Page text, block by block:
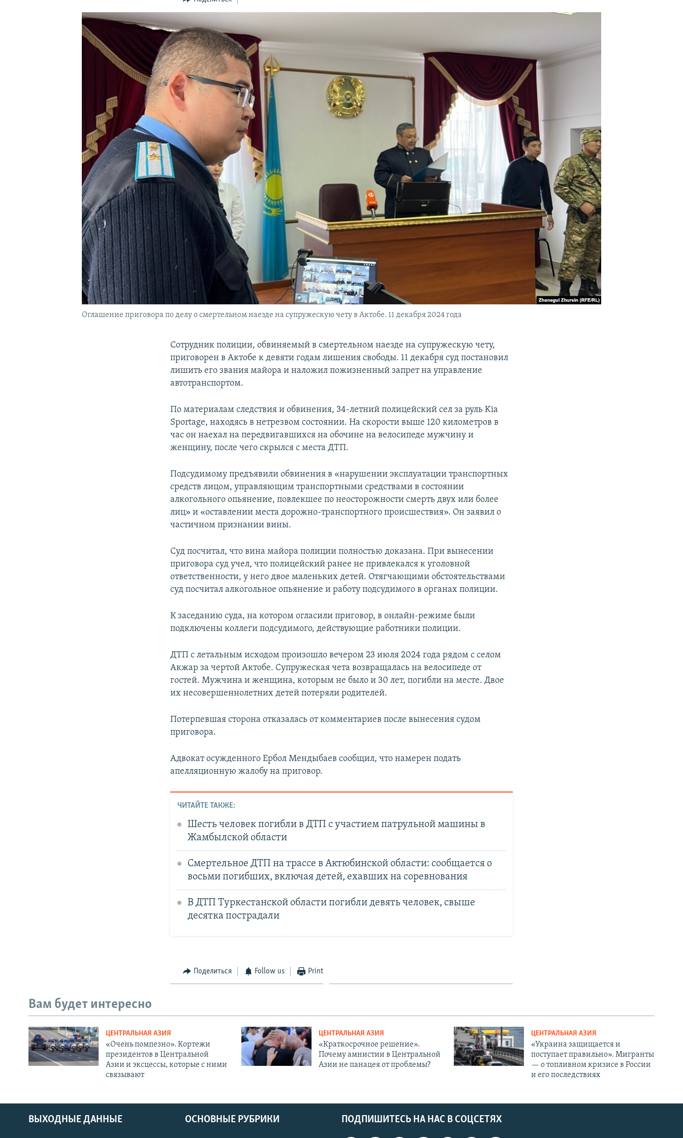
Оглашение приговора по делу о смертельном наезде на супружескую чету в Актобе. 11 декабря 2024 года
Сотрудник полиции, обвиняемый в смертельном наезде на супружескую чету,
приговорен в Актобе к девяти годам лишения свободы. 11 декабря суд постановил
лишить его звания майора и наложил пожизненный запрет на управление
автотранспортом.
По материалам следствия и обвинения, 34-летний полицейский сел за руль Kia
Sportage, находясь в нетрезвом состоянии. На скорости выше 120 километров в
час он наехал на передвигавшихся на обочине на велосипеде мужчину и
женщину, после чего скрылся с места ДТП.
Подсудимому предъявили обвинения в «нарушении эксплуатации транспортных
средств лицом, управляющим транспортными средствами в состоянии
алкогольного опьянение, повлекшее по неосторожности смерть двух или более
лиц» и «оставлении места дорожно-транспортного происшествия». Он заявил о
частичном признании вины.
Суд посчитал, что вина майора полиции полностью доказана. При вынесении
приговора суд учел, что полицейский ранее не привлекался к уголовной
ответственности, у него двое маленьких детей. Отягчающими обстоятельствами
суд посчитал алкогольное опьянение и работу подсудимого в органах полиции.
К заседанию суда, на котором огласили приговор, в онлайн-режиме были
подключены коллеги подсудимого, действующие работники полиции.
ДТП с летальным исходом произошло вечером 23 июля 2024 года рядом с селом
Акжар за чертой Актобе. Супружеская чета возвращалась на велосипеде от
гостей. Мужчина и женщина, которым не было и 30 лет, погибли на месте. Двое
их несовершеннолетних детей потеряли родителей.
Потерпевшая сторона отказалась от комментариев после вынесения судом
приговора.
Адвокат осужденного Ербол Мендыбаев сообщил, что намерен подать
апелляционную жалобу на приговор.
ЧИТАЙТЕ ТАКЖЕ:
Шесть человек погибли в ДТП с участием патрульной машины в
Жамбылской области
Смертельное ДТП на трассе в Актюбинской области: сообщается о
восьми погибших, включая детей, ехавших на соревнования
В ДТП Туркестанской области погибли девять человек, свыше
десятка пострадали
Поделиться Follow us Print
Вам будет интересно
ЦЕНТРАЛЬНАЯ АЗИЯ
«Очень помпезно». Кортежи
президентов в Центральной
Азии и эксцессы, которые с ними
связывают
ЦЕНТРАЛЬНАЯ АЗИЯ
«Краткосрочное решение».
Почему амнистии в Центральной
Азии не панацея от проблемы?
ЦЕНТРАЛЬНАЯ АЗИЯ
«Украина защищается и
поступает правильно». Мигранты
— о топливном кризисе в России
и его последствиях
ПОДПИШИТЕСЬ НА НАС В СОЦСЕТЯХ
ВЫХОДНЫЕ ДАННЫЕ ОСНОВНЫЕ РУБРИКИ